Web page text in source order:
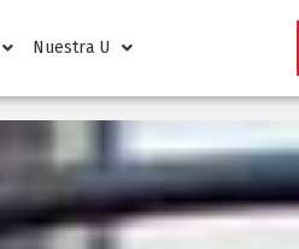
Nuestra U